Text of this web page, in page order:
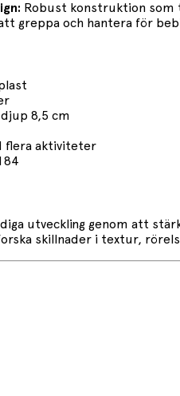
Robust konstruktion som
greppa och hantera för
8,5 cm
flera aktiviteter
utveckling genom att
skillnader i textur,